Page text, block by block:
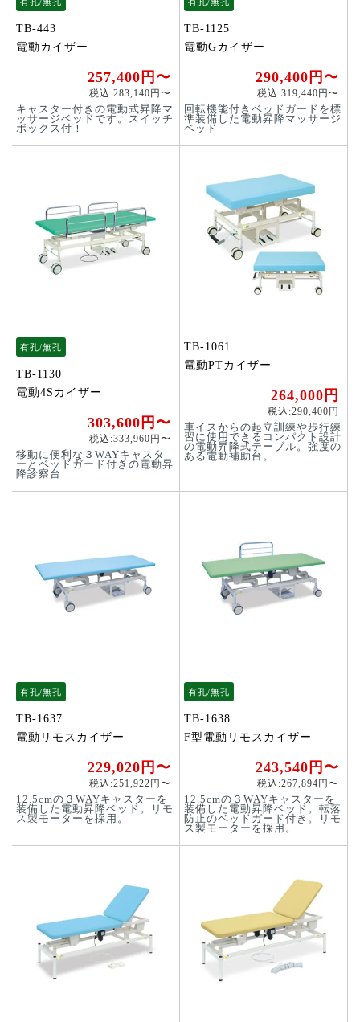
TB-443
電動カイザー
257,400円〜
税込:283,140円〜
キャスター付きの電動式昇降マ
ッサージベッドです。スイッチ
ボックス付！
TB-1125
電動Gカイザー
290,400円〜
税込:319,440円〜
回転機能付きベッドガードを標
準装備した電動昇降マッサージ
ベッド
有孔/無孔
TB-1130
電動4Sカイザー
303,600円〜
税込:333,960円〜
移動に便利な３WAYキャスタ
ーとベッドガード付きの電動昇
降診察台
TB-1061
電動PTカイザー
264,000円
税込:290,400円
車イスからの起立訓練や歩行練
習に使用できるコンパクト設計
の電動昇降式テーブル。強度の
ある電動補助台。
有孔/無孔
TB-1637
電動リモスカイザー
229,020円〜
税込:251,922円〜
12.5cmの３WAYキャスターを
装備した電動昇降ベッド。リモ
ス製モーターを採用。
有孔/無孔
TB-1638
F型電動リモスカイザー
243,540円〜
税込:267,894円〜
12.5cmの３WAYキャスターを
装備した電動昇降ベッド。転落
防止のベッドガード付き。リモ
ス製モーターを採用。